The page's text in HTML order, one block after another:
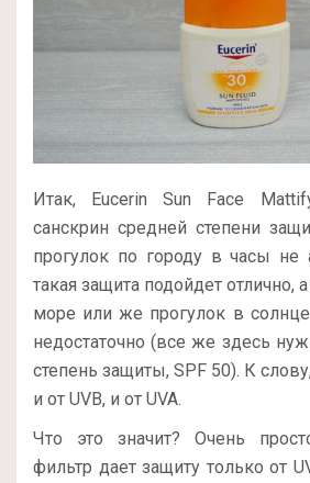
Итак, Eucerin Sun Face
санскрин средней степени
прогулок по городу в часы не
такая защита подойдет отлично,
море или же прогулок в
недостаточно (все же здесь
степень защиты, SPF 50). К
и от UVB, и от UVA.
Что это значит? Очень
фильтр дает защиту только от